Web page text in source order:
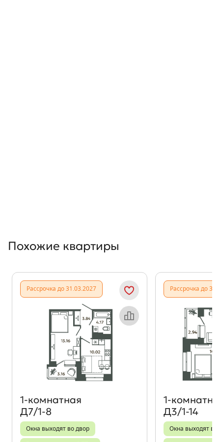
Похожие квартиры
Рассрочка до 31.03.2027
Объект месяца
1‑комнатная
Д7/1-8
Окна выходят во двор
Рассрочка до
Д3/1-14
Окна выходят во